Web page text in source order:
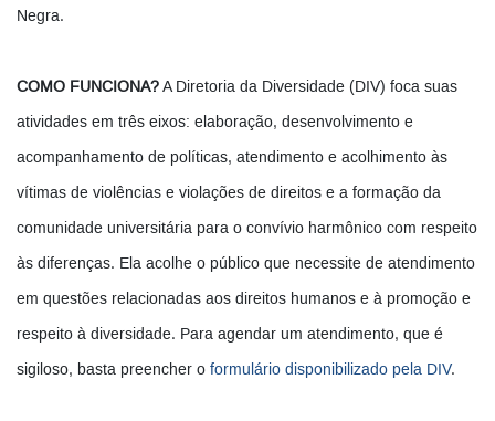
Negra.
COMO FUNCIONA?A Diretoria da Diversidade (DIV) foca suas
atividades em três eixos: elaboração, desenvolvimento e
acompanhamento de políticas, atendimento e acolhimento às
vítimas de violências e violações de direitos e a formação da
comunidade universitária para o convívio harmônico com respeito
às diferenças. Ela acolhe o público que necessite de atendimento
em questões relacionadas aos direitos humanos e à promoção e
respeito à diversidade. Para agendar um atendimento, que é
sigiloso, basta preencher o formulário disponibilizado pela DIV.